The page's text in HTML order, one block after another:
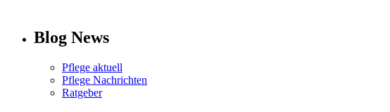
Blog News
Pflege aktuell
Pflege Nachrichten
Ratgeber